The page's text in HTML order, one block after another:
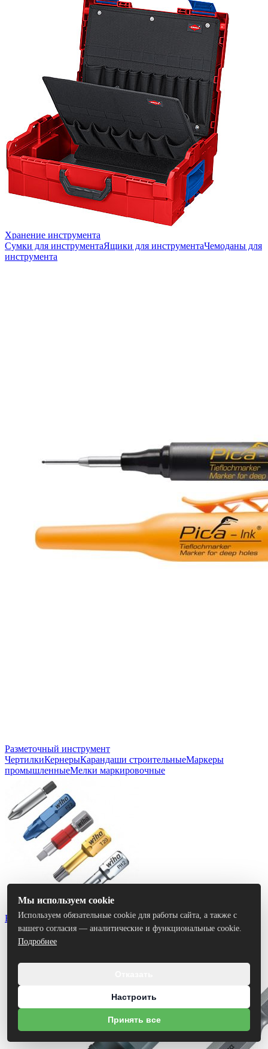
Хранение инструмента
Сумки для инструментаЯщики для инструментаЧемоданы для
инструмента
Разметочный инструмент
ЧертилкиКернерыКарандаши строительныеМаркеры
промышленныеМелки маркировочные
Биты
Мы используем cookie
Используем обязательные cookie для работы сайта, а также с
вашего согласия — аналитические и функциональные cookie.
Подробнее
Настроить
Принять все